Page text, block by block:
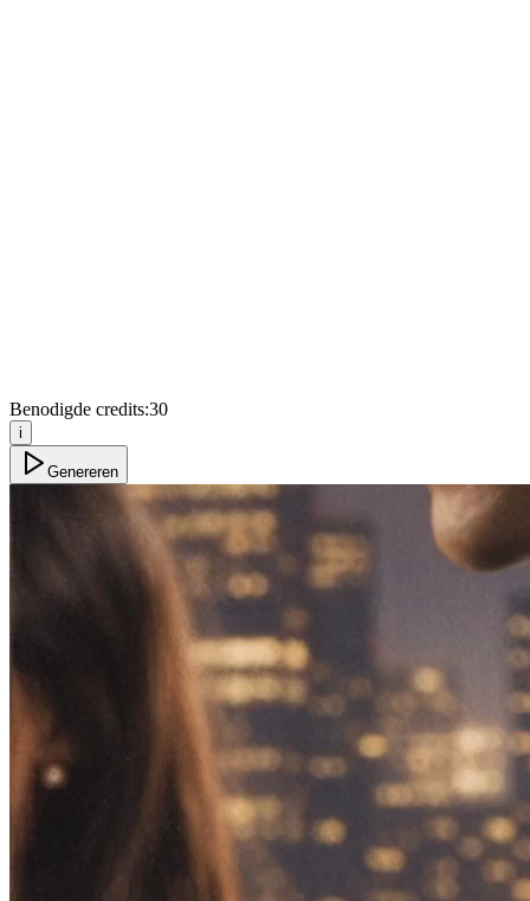
Benodigde credits:30
i
Genereren